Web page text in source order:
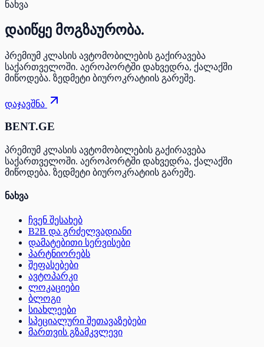
ნახვა
დაიწყე მოგზაურობა.
პრემიუმ კლასის ავტომობილების გაქირავება
საქართველოში. აეროპორტში დახვედრა, ქალაქში
მიწოდება. ზედმეტი ბიუროკრატიის გარეშე.
დაჯავშნა
BENT.GE
პრემიუმ კლასის ავტომობილების გაქირავება
საქართველოში. აეროპორტში დახვედრა, ქალაქში
მიწოდება. ზედმეტი ბიუროკრატიის გარეშე.
ნახვა
ჩვენ შესახებ
B2B და გრძელვადიანი
დამატებითი სერვისები
პარტნიორებს
შეფასებები
ავტოპარკი
ლოკაციები
ბლოგი
სიახლეები
სპეციალური შეთავაზებები
მართვის გზამკვლევი